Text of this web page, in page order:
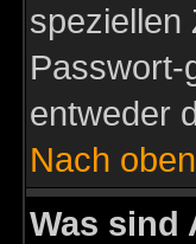
speziellen
Passwort-
entweder
Nach oben
Was sind